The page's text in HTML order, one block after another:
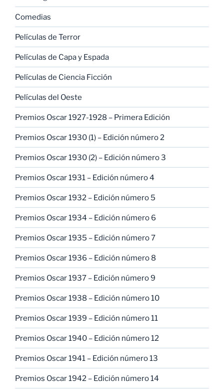
Comedias
Películas de Terror
Películas de Capa y Espada
Películas de Ciencia Ficción
Películas del Oeste
Premios Oscar 1927-1928 – Primera Edición
Premios Oscar 1930 (1) – Edición número 2
Premios Oscar 1930 (2) – Edición número 3
Premios Oscar 1931 – Edición número 4
Premios Oscar 1932 – Edición número 5
Premios Oscar 1934 – Edición número 6
Premios Oscar 1935 – Edición número 7
Premios Oscar 1936 – Edición número 8
Premios Oscar 1937 – Edición número 9
Premios Oscar 1938 – Edición número 10
Premios Oscar 1939 – Edición número 11
Premios Oscar 1940 – Edición número 12
Premios Oscar 1941 – Edición número 13
Premios Oscar 1942 – Edición número 14